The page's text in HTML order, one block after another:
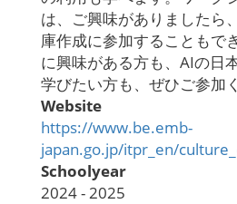
は、ご興味がありましたら、
庫作成に参加することもで
に興味がある方も、 AIの日
学びたい方も、ぜひご参加
Website
https://www.be.emb-
japan.go.jp/itpr_en/
Schoolyear
2024 - 2025